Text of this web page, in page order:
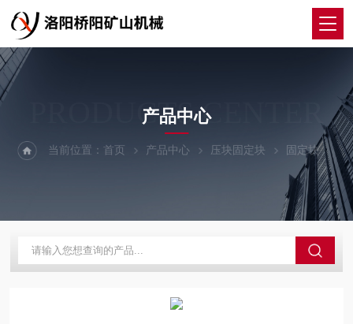
PRODUCTS CENTER
产品中心
当前位置：首页 产品中心 压块固定块 固定块 绞